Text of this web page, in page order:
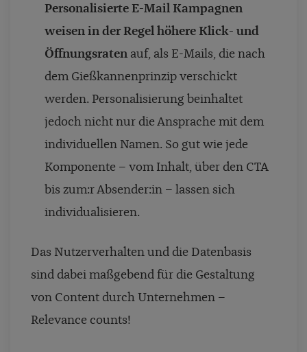
Personalisierte E-Mail Kampagnen
weisen in der Regel höhere Klick- und
Öffnungsraten auf, als E-Mails, die nach
dem Gießkannenprinzip verschickt
werden. Personalisierung beinhaltet
jedoch nicht nur die Ansprache mit dem
individuellen Namen. So gut wie jede
Komponente – vom Inhalt, über den CTA
bis zum:r Absender:in – lassen sich
individualisieren.
Das Nutzerverhalten und die Datenbasis
sind dabei maßgebend für die Gestaltung
von Content durch Unternehmen –
Relevance counts!